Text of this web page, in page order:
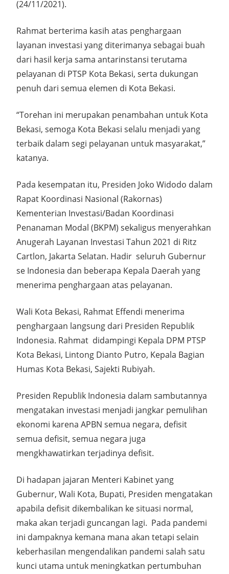
(24/11/2021).
Rahmat berterima kasih atas penghargaan
layanan investasi yang diterimanya sebagai buah
dari hasil kerja sama antarinstansi terutama
pelayanan di PTSP Kota Bekasi, serta dukungan
penuh dari semua elemen di Kota Bekasi.
“Torehan ini merupakan penambahan untuk Kota
Bekasi, semoga Kota Bekasi selalu menjadi yang
terbaik dalam segi pelayanan untuk masyarakat,”
katanya.
Pada kesempatan itu, Presiden Joko Widodo dalam
Rapat Koordinasi Nasional (Rakornas)
Kementerian Investasi/Badan Koordinasi
Penanaman Modal (BKPM) sekaligus menyerahkan
Anugerah Layanan Investasi Tahun 2021 di Ritz
Cartlon, Jakarta Selatan. Hadir seluruh Gubernur
se Indonesia dan beberapa Kepala Daerah yang
menerima penghargaan atas pelayanan.
Wali Kota Bekasi, Rahmat Effendi menerima
penghargaan langsung dari Presiden Republik
Indonesia. Rahmat didampingi Kepala DPM PTSP
Kota Bekasi, Lintong Dianto Putro, Kepala Bagian
Humas Kota Bekasi, Sajekti Rubiyah.
Presiden Republik Indonesia dalam sambutannya
mengatakan investasi menjadi jangkar pemulihan
ekonomi karena APBN semua negara, defisit
semua defisit, semua negara juga
mengkhawatirkan terjadinya defisit.
Di hadapan jajaran Menteri Kabinet yang
Gubernur, Wali Kota, Bupati, Presiden mengatakan
apabila defisit dikembalikan ke situasi normal,
maka akan terjadi guncangan lagi. Pada pandemi
ini dampaknya kemana mana akan tetapi selain
keberhasilan mengendalikan pandemi salah satu
kunci utama untuk meningkatkan pertumbuhan